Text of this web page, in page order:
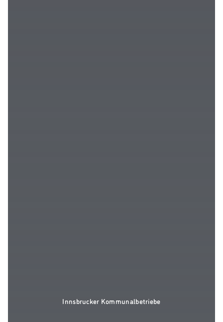
Innsbrucker Kommunalbetriebe